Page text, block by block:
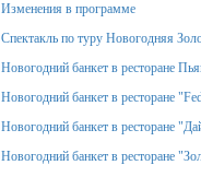
Изменения в программе
Спектакль по туру Новогодняя
Новогодний банкет в ресторане
Новогодний банкет в ресторане
Новогодний банкет в ресторане
Новогодний банкет в ресторане